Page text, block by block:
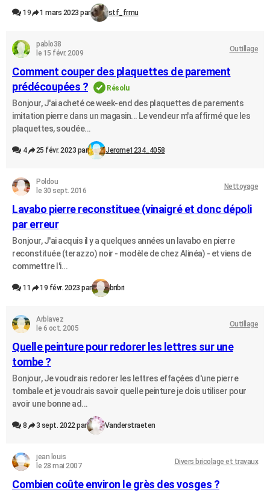
19 1 mars 2023 par stf_frmu
pablo38
le 15 févr. 2009
Outillage
Comment couper des plaquettes de parement
prédécoupées ?
Résolu
Bonjour, J'ai acheté ce week-end des plaquettes de parements
imitation pierre dans un magasin... Le vendeur m'a affirmé que les
plaquettes, soudée...
4 25 févr. 2023 par Jerome1234_4058
Poldou
le 30 sept. 2016
Nettoyage
Lavabo pierre reconstituee (vinaigré et donc dépoli
par erreur
Bonjour, J'ai acquis il y a quelques années un lavabo en pierre
reconstituée (terazzo) noir - modèle de chez Alinéa) - et viens de
commettre l'i...
11 19 févr. 2023 par bribri
Arblavez
le 6 oct. 2005
Outillage
Quelle peinture pour redorer les lettres sur une
tombe ?
Bonjour, Je voudrais redorer les lettres effaçées d'une pierre
tombale et je voudrais savoir quelle peinture je dois utiliser pour
avoir une bonne ad...
8 3 sept. 2022 par Vanderstraeten
jean louis
le 28 mai 2007
Divers bricolage et travaux
Combien coûte environ le grès des vosges ?